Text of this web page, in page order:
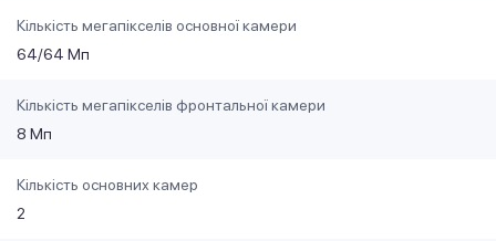
Кількість мегапікселів основної камери
64/64 Мп
Кількість мегапікселів фронтальної камери
8 Мп
Кількість основних камер
2